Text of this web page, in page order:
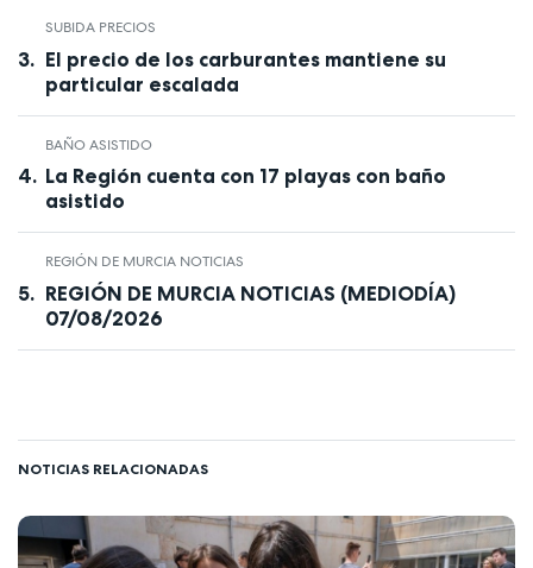
SUBIDA PRECIOS
El precio de los carburantes mantiene su
particular escalada
BAÑO ASISTIDO
La Región cuenta con 17 playas con baño
asistido
REGIÓN DE MURCIA NOTICIAS
REGIÓN DE MURCIA NOTICIAS (MEDIODÍA)
07/08/2026
NOTICIAS RELACIONADAS